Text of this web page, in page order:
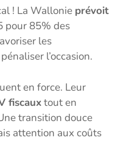
! La Wallonie prévoit
pour 85% des
les
l’occasion.
en force. Leur
fiscauxtout en
transition douce
attention aux coûts